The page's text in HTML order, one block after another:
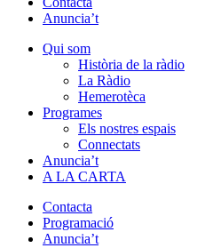
Anuncia’t
Qui som
Història de la ràdio
La Ràdio
Hemerotèca
Programes
Els nostres espais
Connectats
Anuncia’t
A LA CARTA
Contacta
Programació
Anuncia’t